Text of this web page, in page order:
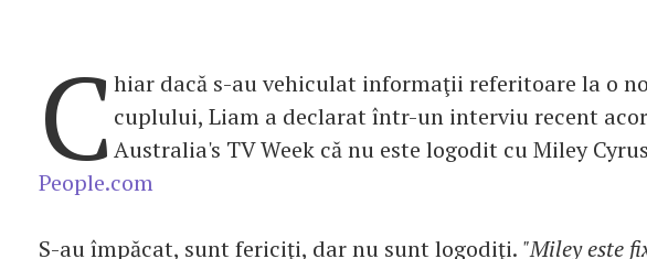
C hiar dacă s-au vehiculat informaţii referitoare la o
cuplului, Liam a declarat într-un interviu recent
Australia's TV Week că nu este logodit cu Miley
People.com
S-au împăcat, sunt fericiţi, dar nu sunt logodiţi. "Miley este